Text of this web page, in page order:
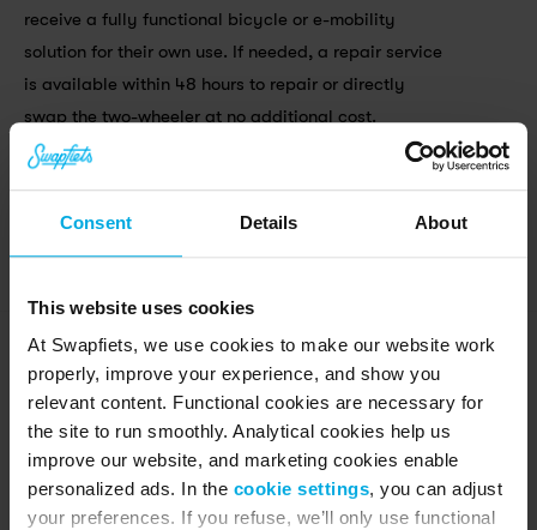
Consent Details About
This website uses cookies
At Swapfiets, we use cookies to make our website work
properly, improve your experience, and show you
relevant content. Functional cookies are necessary for
the site to run smoothly. Analytical cookies help us
improve our website, and marketing cookies enable
personalized ads. In the cookie settings, you can adjust
your preferences. If you refuse, we’ll only use functional
receive a fully functional bicycle or e-mobility
solution for their own use. If needed, a repair service
is available within 48 hours to repair or directly
swap the two-wheeler at no additional cost.
Contact us
Search...
Other articles